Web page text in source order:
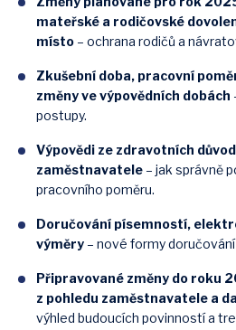
mateřské a rodičovské
místo – ochrana rodičů a
Zkušební doba, pracovní
změny ve výpovědních dobách
postupy.
Výpovědi ze zdravotních
zaměstnavatele – jak správně
pracovního poměru.
Doručování písemností,
výměry – nové formy
Připravované změny do roku
z pohledu zaměstnavatele a
výhled budoucích povinností a